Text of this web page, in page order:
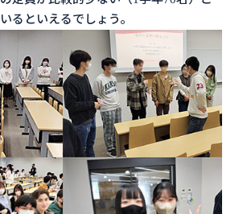
るといえるでしょう。